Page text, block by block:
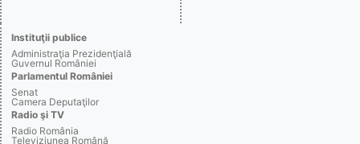
Instituţii publice
Administraţia Prezidenţială
Guvernul României
Parlamentul României
Senat
Camera Deputaţilor
Radio şi TV
Radio România
Televiziunea Română